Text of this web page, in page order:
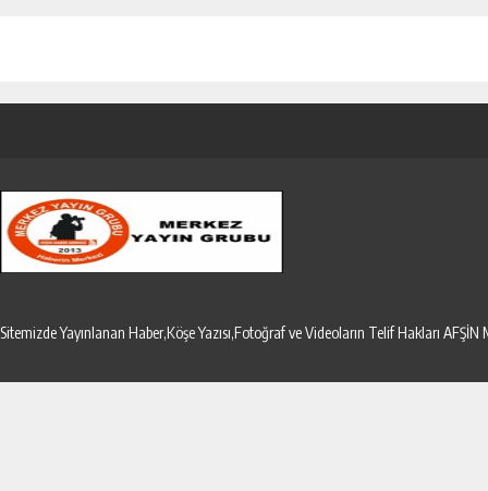
Sitemizde Yayınlanan Haber,Köşe Yazısı,Fotoğraf ve Videoların Telif Hakları